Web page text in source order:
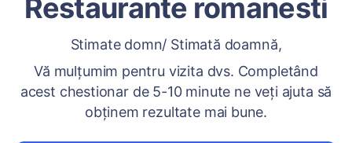
Restaurante romanesti
Stimate domn/ Stimată doamnă,
Vă mulțumim pentru vizita dvs. Completând
acest chestionar de 5-10 minute ne veți ajuta să
obținem rezultate mai bune.